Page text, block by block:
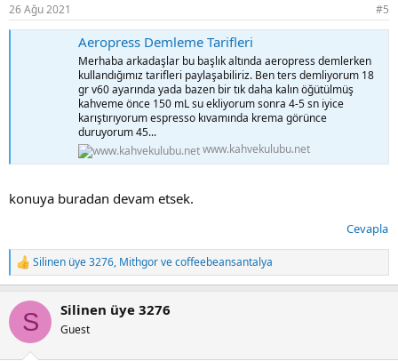
:
26 Ağu 2021 #5
Aeropress Demleme Tarifleri
Merhaba arkadaşlar bu başlık altında aeropress demlerken
kullandığımız tarifleri paylaşabiliriz. Ben ters demliyorum 18
gr v60 ayarında yada bazen bir tık daha kalın öğütülmüş
kahveme önce 150 mL su ekliyorum sonra 4-5 sn iyice
karıştırıyorum espresso kıvamında krema görünce
duruyorum 45...
www.kahvekulubu.net
konuya buradan devam etsek.
Cevapla
T
e
k
l
Silinen üye 3276, Mithgorvecoffeebeansantalya
S Silinen üye 3276
Guest